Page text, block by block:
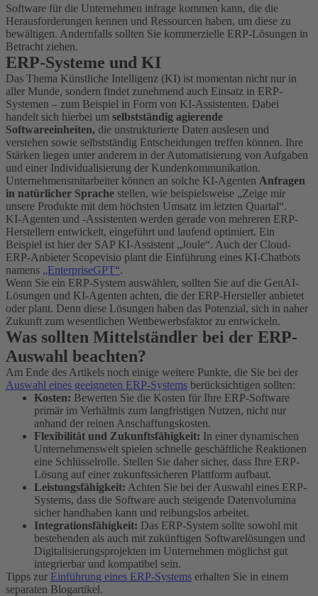
Software für die Unternehmen infrage kommen kann, die die
Herausforderungen kennen und Ressourcen haben, um diese zu
bewältigen. Andernfalls sollten Sie kommerzielle ERP-Lösungen in
Betracht ziehen.
ERP-Systeme und KI
Das Thema Künstliche Intelligenz (KI) ist momentan nicht nur in
aller Munde, sondern findet zunehmend auch Einsatz in ERP-
Systemen – zum Beispiel in Form von KI-Assistenten. Dabei
handelt sich hierbei um selbstständig agierende
Softwareeinheiten, die unstrukturierte Daten auslesen und
verstehen sowie selbstständig Entscheidungen treffen können. Ihre
Stärken liegen unter anderem in der Automatisierung von Aufgaben
und einer Individualisierung der Kundenkommunikation.
Unternehmensmitarbeiter können an solche KI-Agenten Anfragen
in natürlicher Sprache stellen, wie beispielsweise „Zeige mir
unsere Produkte mit dem höchsten Umsatz im letzten Quartal“.
KI-Agenten und -Assistenten werden gerade von mehreren ERP-
Herstellern entwickelt, eingeführt und laufend optimiert. Ein
Beispiel ist hier der SAP KI-Assistent „Joule“. Auch der Cloud-
ERP-Anbieter Scopevisio plant die Einführung eines KI-Chatbots
namens „EnterpriseGPT“.
Wenn Sie ein ERP-System auswählen, sollten Sie auf die GenAI-
Lösungen und KI-Agenten achten, die der ERP-Hersteller anbietet
oder plant. Denn diese Lösungen haben das Potenzial, sich in naher
Zukunft zum wesentlichen Wettbewerbsfaktor zu entwickeln.
Was sollten Mittelständler bei der ERP-
Auswahl beachten?
Am Ende des Artikels noch einige weitere Punkte, die Sie bei der
Auswahl eines geeigneten ERP-Systems berücksichtigen sollten:
Kosten: Bewerten Sie die Kosten für Ihre ERP-Software
primär im Verhältnis zum langfristigen Nutzen, nicht nur
anhand der reinen Anschaffungskosten.
Flexibilität und Zukunftsfähigkeit: In einer dynamischen
Unternehmenswelt spielen schnelle geschäftliche Reaktionen
eine Schlüsselrolle. Stellen Sie daher sicher, dass Ihre ERP-
Lösung auf einer zukunftssicheren Plattform aufbaut.
Leistungsfähigkeit: Achten Sie bei der Auswahl eines ERP-
Systems, dass die Software auch steigende Datenvolumina
sicher handhaben kann und reibungslos arbeitet.
Integrationsfähigkeit: Das ERP-System sollte sowohl mit
bestehenden als auch mit zukünftigen Softwarelösungen und
Digitalisierungsprojekten im Unternehmen möglichst gut
integrierbar und kompatibel sein.
Tipps zur Einführung eines ERP-Systems erhalten Sie in einem
separaten Blogartikel.